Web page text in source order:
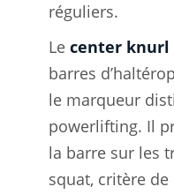
réguliers.
Le center knurl
barres
le marqueur
powerlifting. Il
la barre sur les
squat, critère